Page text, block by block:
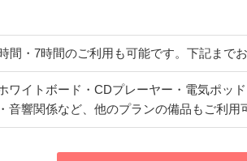
間・7時間のご利用も可能です。下記まで
ワイトボード・CDプレーヤー・電気ポッ
音響関係など、他のプランの備品もご利用